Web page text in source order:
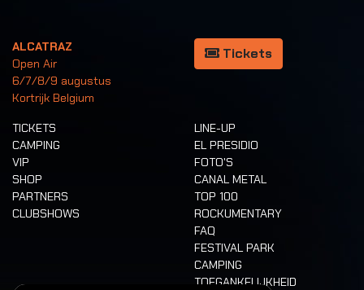
ALCATRAZ
Open Air
6/7/8/9 augustus
Kortrijk Belgium
Tickets
TICKETS
CAMPING
VIP
SHOP
PARTNERS
CLUBSHOWS
LINE-UP
EL PRESIDIO
FOTO'S
CANAL METAL
TOP 100
ROCKUMENTARY
FAQ
FESTIVAL PARK
CAMPING
TOEGANKELIJKHEID